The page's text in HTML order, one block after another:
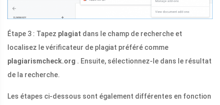
Étape 3 : Tapez plagiat dans le champ de recherche et
localisez le vérificateur de plagiat préféré comme
plagiarismcheck.org . Ensuite, sélectionnez-le dans le résultat
de la recherche.
Les étapes ci-dessous sont également différentes en fonction